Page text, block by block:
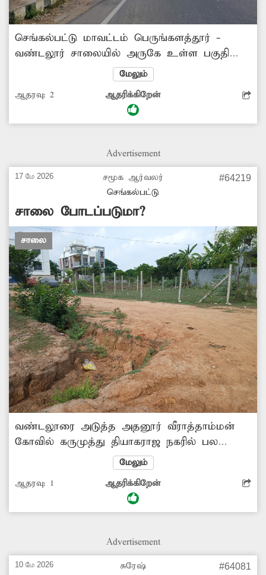
செங்கல்பட்டு மாவட்டம் பெருங்களத்தூர் -
வண்டலூர் சாலையில் அருகே உள்ள பகுதி
மக்கள் இந்த இடத்தில் தான் பஸ் ஏறுகின்றனர்.
ஆனால் இந்த இடத்தில் பஸ் நிறுத்தம் இல்லை.
இதனால் அநேகமான பஸ்கள் இங்கு நிற்காமல்
செல்கிறது. இதனால் மக்கள் மிகுந்த சிரமம்
அதிகாரிகள் நடவடிக்கை எடுத்து பஸ் நிறுத்தம்
மேலும்
ஆதரவு: 2 ஆதரிக்கிறேன்
Advertisement
17 மே 2026
சமூக ஆர்வலர்
செங்கல்பட்டு
#64219
சாலை போடப்படுமா?
சாலை
வண்டலூரை அடுத்த அதனூர் வீராத்தாம்மன்
கோவில் கருமுத்து தியாகராஜ நகரில் பல
மாதங்களாக ரோடு போடுவதற்கு
தோண்டிபோடப்பபட்ட சாலை பள்ளங்குழியாக
காட்சியளிப்பதை படத்தில் காணலாம் .
விரையில் சம்பந்தப்பட்ட பஞ்சாயத்து நிர்வாகம்
மேலும்
ஆதரவு: 1 ஆதரிக்கிறேன்
Advertisement
10 மே 2026
சுரேஷ்
#64081